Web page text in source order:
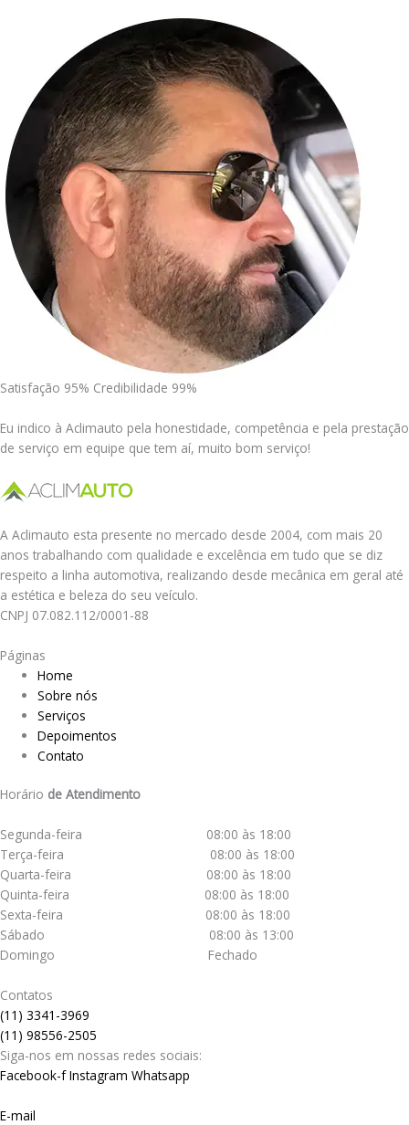
Satisfação 95% Credibilidade 99%
Eu indico à Aclimauto pela honestidade, competência e pela prestação
de serviço em equipe que tem aí, muito bom serviço!
A Aclimauto esta presente no mercado desde 2004, com mais 20
anos trabalhando com qualidade e excelência em tudo que se diz
respeito a linha automotiva, realizando desde mecânica em geral até
a estética e beleza do seu veículo.
CNPJ 07.082.112/0001-88
Páginas
Home
Sobre nós
Serviços
Depoimentos
Contato
Horário de Atendimento
Segunda-feira 08:00 às 18:00
Terça-feira 08:00 às 18:00
Quarta-feira 08:00 às 18:00
Quinta-feira 08:00 às 18:00
Sexta-feira 08:00 às 18:00
Sábado 08:00 às 13:00
Domingo Fechado
Contatos
(11) 3341-3969
(11) 98556-2505
Siga-nos em nossas redes sociais:
Facebook-fInstagram Whatsapp
E-mail